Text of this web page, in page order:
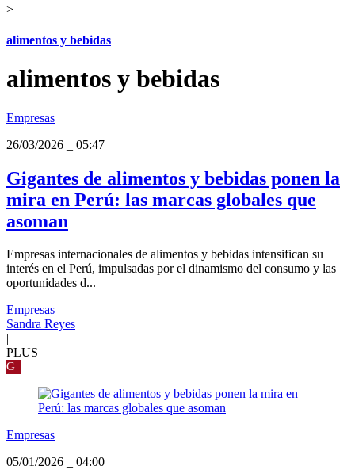
>
alimentos y bebidas
alimentos y bebidas
Empresas
26/03/2026
05:47
Gigantes de alimentos y bebidas ponen la
mira en Perú: las marcas globales que
asoman
Empresas internacionales de alimentos y bebidas intensifican su
interés en el Perú, impulsadas por el dinamismo del consumo y las
oportunidades d...
Empresas
Sandra Reyes
PLUS
G
Empresas
05/01/2026
04:00